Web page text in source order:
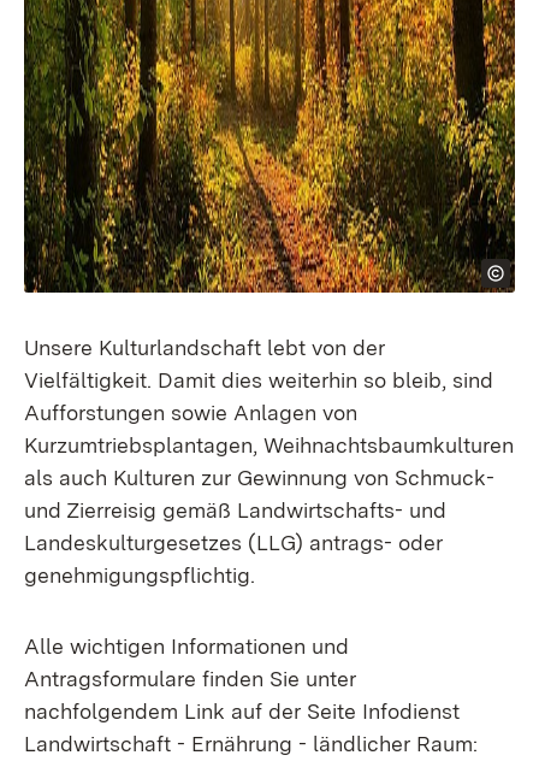
Unsere Kulturlandschaft lebt von der
Vielfältigkeit. Damit dies weiterhin so bleib, sind
Aufforstungen sowie Anlagen von
Kurzumtriebsplantagen, Weihnachtsbaumkulturen
als auch Kulturen zur Gewinnung von Schmuck-
und Zierreisig gemäß Landwirtschafts- und
Landeskulturgesetzes (LLG) antrags- oder
genehmigungspflichtig.
Alle wichtigen Informationen und
Antragsformulare finden Sie unter
nachfolgendem Link auf der Seite Infodienst
Landwirtschaft - Ernährung - ländlicher Raum: